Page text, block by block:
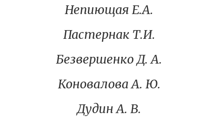
Непиющая Е.А.
Пастернак Т.И.
Безвершенко Д. А.
Коновалова А. Ю.
Дудин А. В.